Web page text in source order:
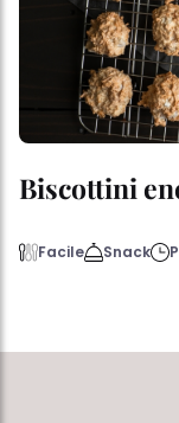
Biscottini
Facile Snack